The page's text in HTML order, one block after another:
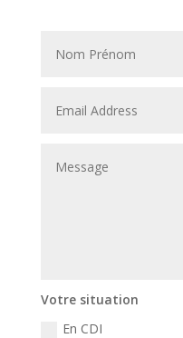
Votre situation
En CDI